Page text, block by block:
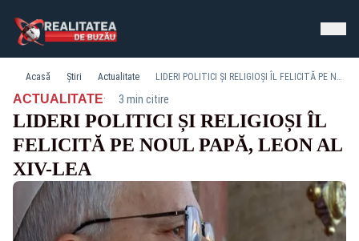
Acasă Știri Actualitate LIDERI POLITICI ȘI RELIGIOȘI ÎL FELICITĂ PE NOUL PAPĂ, LEON AL XIV-LEA
ACTUALITATE· 3 min citire
LIDERI POLITICI ȘI RELIGIOȘI ÎL
FELICITĂ PE NOUL PAPĂ, LEON AL
XIV-LEA